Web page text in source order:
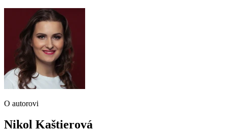
O autorovi
Nikol Kaštierová